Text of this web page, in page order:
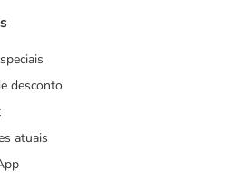
desconto
atuais